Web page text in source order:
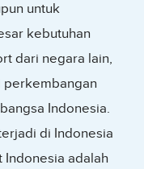
untuk
kebutuhan
dari negara lain,
perkembangan
Indonesia.
di Indonesia
Indonesia adalah